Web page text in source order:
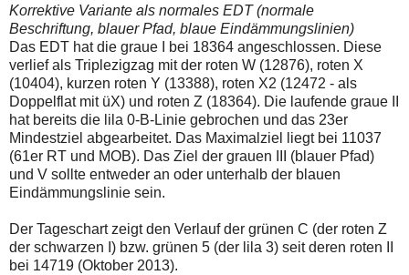
Korrektive Variante als normales EDT (normale
Beschriftung, blauer Pfad, blaue Eindämmungslinien)
Das EDT hat die graue I bei 18364 angeschlossen. Diese
verlief als Triplezigzag mit der roten W (12876), roten X
(10404), kurzen roten Y (13388), roten X2 (12472 - als
Doppelflat mit üX) und roten Z (18364). Die laufende graue II
hat bereits die lila 0-B-Linie gebrochen und das 23er
Mindestziel abgearbeitet. Das Maximalziel liegt bei 11037
(61er RT und MOB). Das Ziel der grauen III (blauer Pfad)
und V sollte entweder an oder unterhalb der blauen
Eindämmungslinie sein.
Der Tageschart zeigt den Verlauf der grünen C (der roten Z
der schwarzen I) bzw. grünen 5 (der lila 3) seit deren roten II
bei 14719 (Oktober 2013).